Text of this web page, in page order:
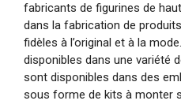
fabricants de figurines de
dans la fabrication de
fidèles à l’original et à la
disponibles dans une variété
sont disponibles dans des
sous forme de kits à monter